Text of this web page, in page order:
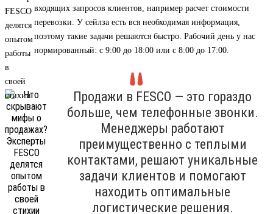
входящих запросов клиентов, например расчет стоимости
перевозки. У сейлза есть вся необходимая информация,
поэтому такие задачи решаются быстро. Рабочий день у нас
нормированный: с 9:00 до 18:00 или с 8:00 до 17:00.
Продажи в FESCO — это гораздо
больше, чем телефонные звонки.
Менеджеры работают
преимущественно с теплыми
контактами, решают уникальные
задачи клиентов и помогают
находить оптимальные
логистические решения.